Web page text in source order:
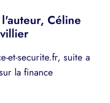
Céline
et-securite.fr, suite a
la finance